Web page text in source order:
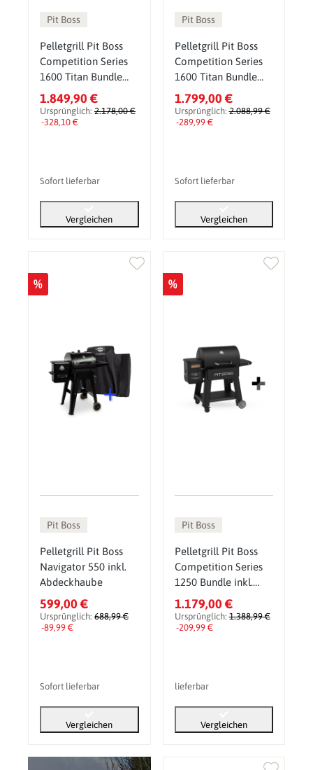
Pit Boss
Pelletgrill Pit Boss
Competition Series
1600 Titan Bundle
inkl. Gusseisen-Set,
Pelletsmoker & Grill
1.849,90 €
Ursprünglich: 2.178,00 €
-328,10 €
Sofort lieferbar
Vergleichen
Pit Boss
Pelletgrill Pit Boss
Competition Series
1600 Titan Bundle
inkl. Abdeckhaube,
Pelletsmoker & Grill
1.799,00 €
Ursprünglich:2.088,99 €
-289,99 €
Sofort lieferbar
Vergleichen
%
Pit Boss
Pelletgrill Pit Boss
Navigator 550 inkl.
Abdeckhaube
599,00 €
Ursprünglich: 688,99 €
-89,99 €
Sofort lieferbar
Vergleichen
%
Pit Boss
Pelletgrill Pit Boss
Competition Series
1250 Bundle inkl.
Abdeckhaube,
Pelletsmoker & Grill
1.179,00 €
Ursprünglich:1.388,99 €
-209,99 €
lieferbar
Vergleichen